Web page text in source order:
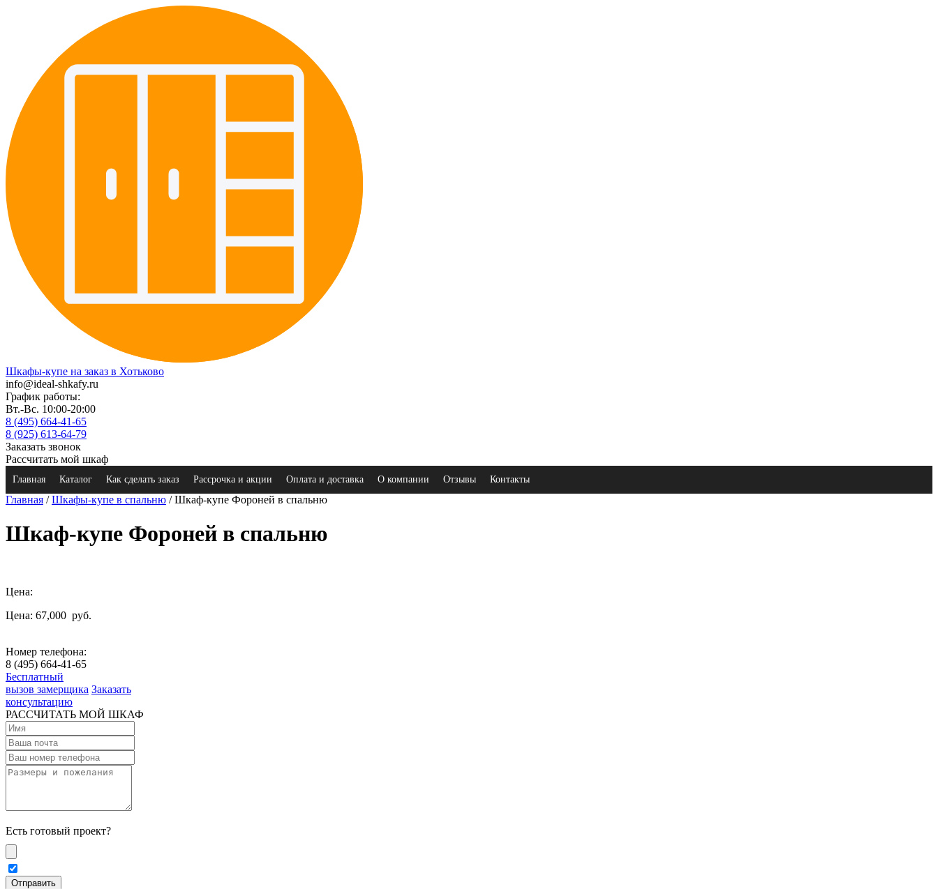
Шкафы-купе на заказ в Хотьково
info@ideal-shkafy.ru
График работы:
Вт.-Вс. 10:00-20:00
8 (495) 664-41-65
8 (925) 613-64-79
Заказать звонок
Рассчитать мой шкаф
Главная Каталог Как сделать заказ Рассрочка и акции Оплата и доставка О компании Отзывы Контакты
Главная /Шкафы-купе в спальню / Шкаф-купе Фороней в спальню
Шкаф-купе Фороней в спальню
Цена:
Цена: 67,000 руб.
Номер телефона:
8 (495) 664-41-65
Бесплатный
вызов замерщика Заказать
консультацию
РАССЧИТАТЬ МОЙ ШКАФ
Есть готовый проект?